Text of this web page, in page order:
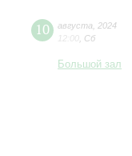
10 августа
2024
12:00 Сб
Большой зал